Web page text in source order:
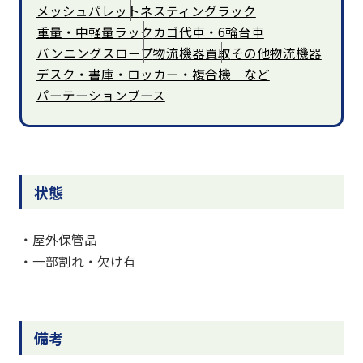
メッシュパレットネスティングラック
重量・中軽量ラックカゴ代車・6輪台車
バンニングスロープ物流機器買取その他物流機器
デスク・書庫・ロッカー・複合機 など
パーテーションブース
状態
・屋外保管品
・一部割れ・欠け有
備考